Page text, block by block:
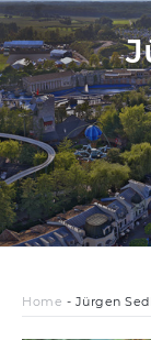
Home - Jürgen